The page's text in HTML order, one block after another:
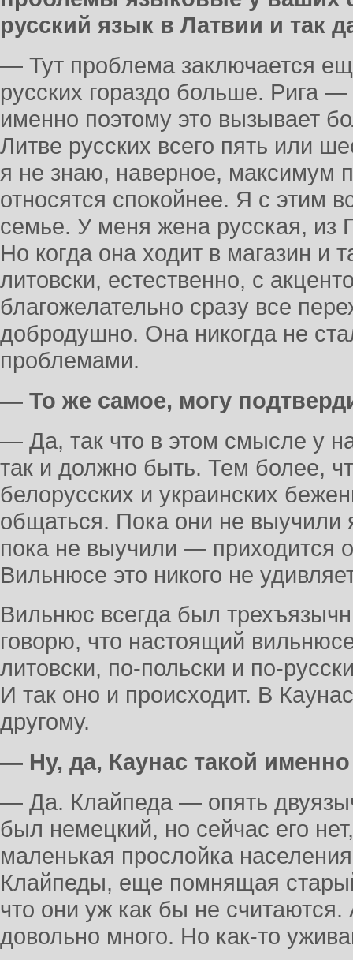
русский язык в Латвии и так
— Тут проблема заключается
русских гораздо больше. Рига —
именно поэтому это вызывает
Литве русских всего пять или
я не знаю, наверное, максимум
относятся спокойнее. Я с этим
семье. У меня жена русская, из
Но когда она ходит в магазин и
литовски, естественно, с
благожелательно сразу все
добродушно. Она никогда не
проблемами.
— То же самое, могу
— Да, так что в этом смысле у
так и должно быть. Тем более,
белорусских и украинских
общаться. Пока они не выучили
пока не выучили — приходится
Вильнюсе это никого не
Вильнюс всегда был
говорю, что настоящий
литовски, по-польски и по-
И так оно и происходит. В
другому.
— Ну, да, Каунас такой
— Да. Клайпеда — опять
был немецкий, но сейчас его
маленькая прослойка
Клайпеды, еще помнящая
что они уж как бы не
довольно много. Но как-то